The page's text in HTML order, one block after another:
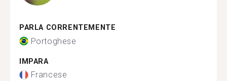
PARLA CORRENTEMENTE
Portoghese
IMPARA
Francese